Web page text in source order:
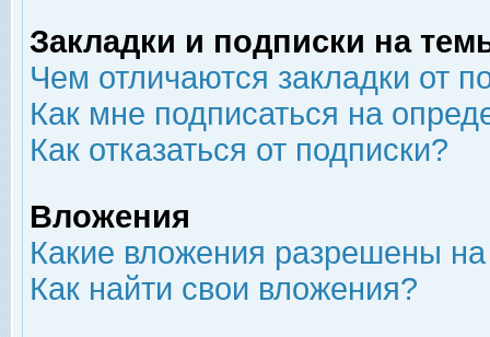
Закладки и подписки на
Чем отличаются закладки от
Как мне подписаться на
Как отказаться от подписки?
Вложения
Какие вложения разрешены
Как найти свои вложения?